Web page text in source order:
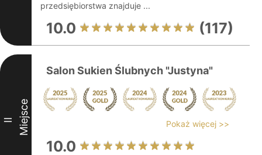
przedsiębiorstwa znajduje ...
10.0 (117)
II Miejsce
Salon Sukien Ślubnych "Justyna"
Pokaż więcej >>
10.0